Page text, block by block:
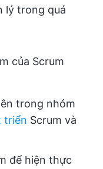
lý trong quá
của Scrum
trong nhóm
triển Scrum và
để hiện thực